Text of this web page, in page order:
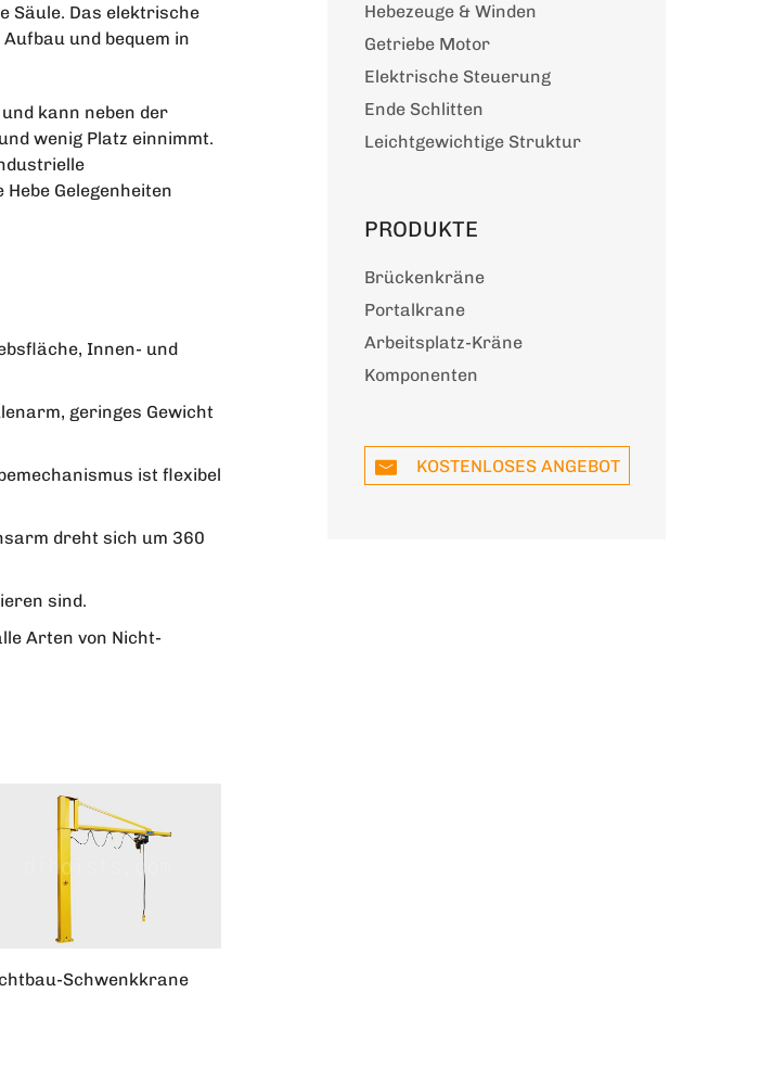
Säule. Das elektrische
und bequem in
kann neben der
wenig Platz einnimmt.
Gelegenheiten
Innen- und
geringes Gewicht
ist flexibel
dreht sich um 360
sind.
Arten von Nicht-
Schwenkkrane
Hebezeuge & Winden
Getriebe Motor
Elektrische Steuerung
Ende Schlitten
Leichtgewichtige Struktur
PRODUKTE
Brückenkräne
Portalkrane
Arbeitsplatz-Kräne
Komponenten
KOSTENLOSES ANGEBOT